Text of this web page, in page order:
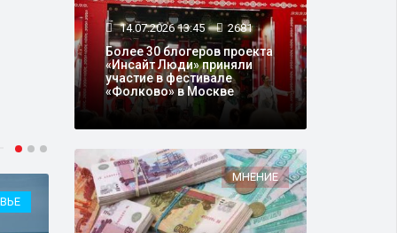
ТРАНСПОРТ
14.07.2026 13:45 2681
Более 30 блогеров проекта
«Инсайт Люди» приняли
участие в фестивале
«Фолково» в Москве
МНЕНИЕ